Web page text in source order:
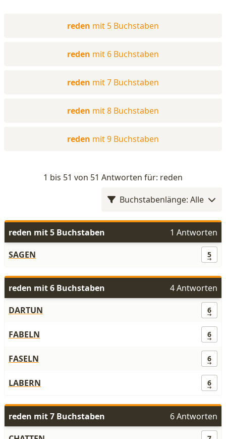
reden mit 5 Buchstaben
reden mit 6 Buchstaben
reden mit 7 Buchstaben
reden mit 8 Buchstaben
reden mit 9 Buchstaben
1 bis 51 von 51 Antworten für: reden
Buchstabenlänge: Alle
reden mit 5 Buchstaben
1 Antworten
SAGEN
5
reden mit 6 Buchstaben
4 Antworten
DARTUN
6
FABELN 6
FASELN 6
LABERN 6
reden mit 7 Buchstaben
6 Antworten